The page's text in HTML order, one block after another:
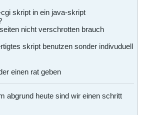
skript in ein java-skript
nicht verschrotten brauch
skript benutzen sonder indivuduell
einen rat geben
abgrund heute sind wir einen schritt